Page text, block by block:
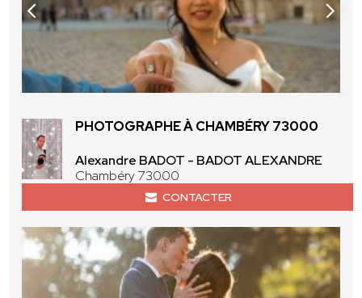
PHOTOGRAPHE À CHAMBÉRY 73000
Alexandre BADOT - BADOT ALEXANDRE
Chambéry 73000
CONTACTER